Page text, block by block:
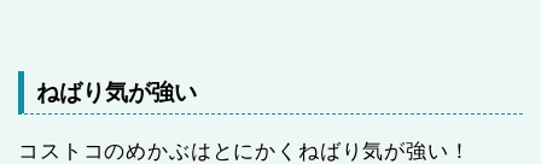
ねばり気が強い
コストコのめかぶはとにかくねばり気が強い！